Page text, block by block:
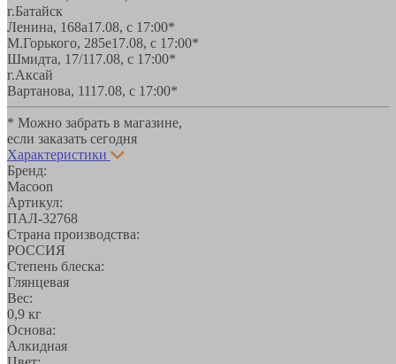
г.Батайск
Ленина, 168а17.08, с 17:00*
М.Горького, 285е17.08, с 17:00*
Шмидта, 17/117.08, с 17:00*
г.Аксай
Вартанова, 1117.08, с 17:00*
* Можно забрать в магазине,
если заказать сегодня
Характеристики
Бренд:
Macoon
Артикул:
ПАЛ-32768
Страна производства:
РОССИЯ
Степень блеска:
Глянцевая
Вес:
0,9 кг
Основа:
Алкидная